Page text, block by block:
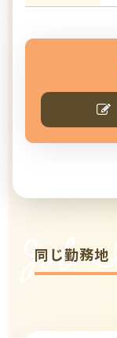
Job
同じ勤務地